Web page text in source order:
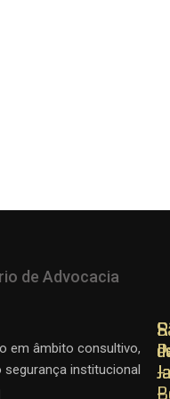
em âmbito consultivo,
institucional
–
–
–